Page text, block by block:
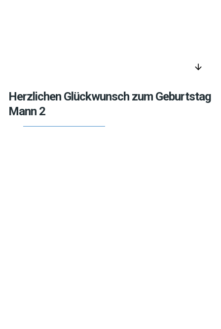
arrow_downward
Herzlichen Glückwunsch zum Geburtstag
Mann 2